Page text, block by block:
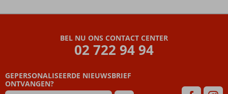
na
hun
BEL NU ONS CONTACT CENTER
02 722 94 94
GEPERSONALISEERDE NIEUWSBRIEF
ONTVANGEN?